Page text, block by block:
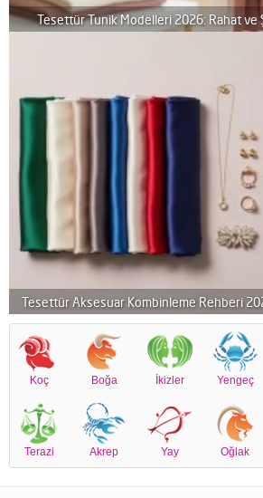
Tesettür Tunik Modelleri 2026: Rahat ve
Tesettür Aksesuar Kombinleme Rehberi
Koç Boğa İkizler Yengeç
Terazi Akrep Yay Oğlak